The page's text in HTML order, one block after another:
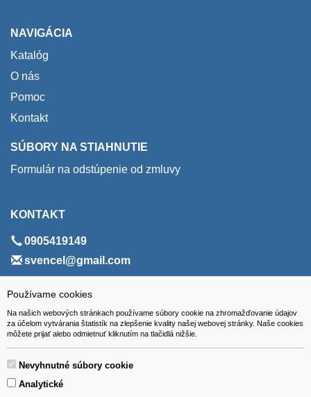
Používame cookies
Na našich webových stránkach používame súbory cookie na zhromažďovanie údajov
za účelom vytvárania štatistík na zlepšenie kvality našej webovej stránky. Naše cookies
môžete prijať alebo odmietnuť kliknutím na tlačidlá nižšie.
Nevyhnutné súbory cookie
Analytické
NAVIGÁCIA
Katalóg
O nás
Pomoc
Kontakt
SÚBORY NA STIAHNUTIE
Formulár na odstúpenie od zmluvy
KONTAKT
0905419149
svencel@gmail.com
ADRESA
VEST - tech s.r.o.
Hviezdoslavova 280/6, 965 01 Žiar nad Hronom
Slovakia (Slovak Republic)